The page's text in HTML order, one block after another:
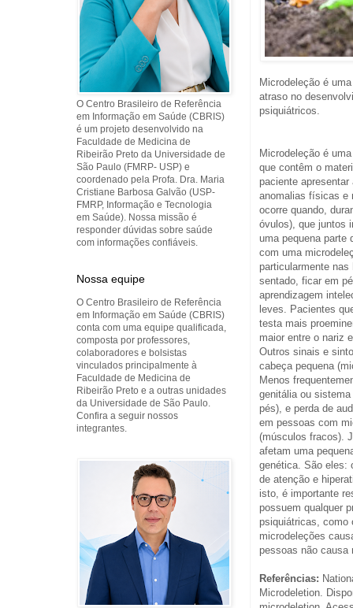
Microdeleção é
atraso no
psiquiátricos.
Microdeleção é
que contêm o
paciente
anomalias físicas e
ocorre quando,
óvulos), que juntos
uma pequena parte
com uma
particularmente
sentado, ficar em
aprendizagem
leves. Pacientes
testa mais
maior entre o nariz
Outros sinais e
cabeça pequena
Menos
genitália ou
pés), e perda de
em pessoas com
(músculos fracos).
afetam uma
genética. São eles:
de atenção e
isto, é importante
possuem qualquer
psiquiátricas, como
microdeleções
pessoas não causa
Referências:
Microdeletion.
O Centro Brasileiro de Referência
em Informação em Saúde (CBRIS)
é um projeto desenvolvido na
Faculdade de Medicina de
Ribeirão Preto da Universidade de
São Paulo (FMRP- USP) e
coordenado pela Profa. Dra. Maria
Cristiane Barbosa Galvão (USP-
FMRP, Informação e Tecnologia
em Saúde). Nossa missão é
responder dúvidas sobre saúde
com informações confiáveis.
Nossa equipe
O Centro Brasileiro de Referência
em Informação em Saúde (CBRIS)
conta com uma equipe qualificada,
composta por professores,
colaboradores e bolsistas
vinculados principalmente à
Faculdade de Medicina de
Ribeirão Preto e a outras unidades
da Universidade de São Paulo.
Confira a seguir nossos
integrantes.